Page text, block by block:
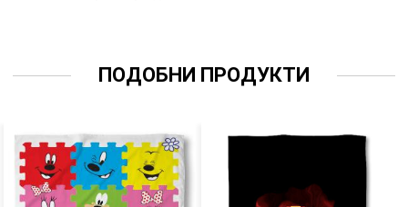
ПОДОБНИ ПРОДУКТИ